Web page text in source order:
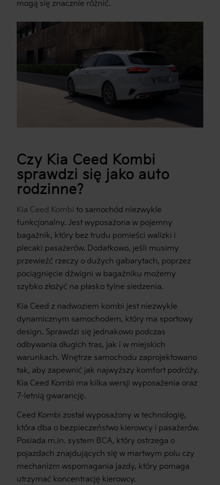
mogą się znacznie różnić.
Czy Kia Ceed Kombi
sprawdzi się jako auto
rodzinne?
Kia Ceed Kombi to samochód niezwykle
funkcjonalny. Jest wyposażona w pojemny
bagażnik, który bez trudu pomieści walizki i
plecaki pasażerów. Dodatkowo, jeśli musimy
przewieźć rzeczy o dużych gabarytach, poprzez
pociągnięcie dźwigni w bagażniku możemy
szybko złożyć na płasko tylne siedzenia.
Kia Ceed z nadwoziem kombi jest niezwykle
dynamicznym samochodem, który ma sportowy
design. Sprawdzi się jednakowo podczas
odbywania długich tras, jak i w miejskich
warunkach. Wnętrze samochodu zaprojektowano
tak, aby zapewnić jak najwyższy komfort podróży.
Kia Ceed Kombi ma kilka wersji wyposażenia oraz
7-letnią gwarancję.
Ceed Kombi został wyposażony w technologię,
która dba o bezpieczeństwo kierowcy i pasażerów.
Posiada m.in. system BCA, który ostrzega o
pojazdach znajdujących się w martwym polu czy
mechanizm wspomagania jazdy, który pomaga
utrzymać koncentrację kierowcy.